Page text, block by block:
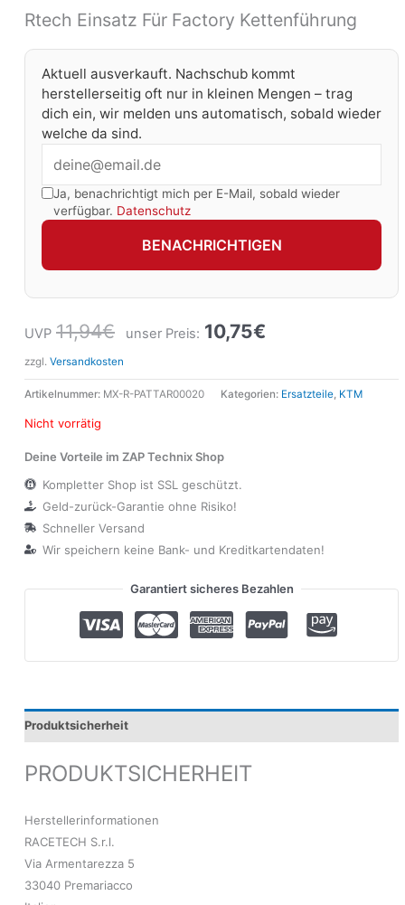
Rtech Einsatz Für Factory Kettenführung
Aktuell ausverkauft. Nachschub kommt
herstellerseitig oft nur in kleinen Mengen – trag
dich ein, wir melden uns automatisch, sobald wieder
welche da sind.
Ja, benachrichtigt mich per E-Mail, sobald wieder
verfügbar. Datenschutz
BENACHRICHTIGEN
UVP 11,94€ unser Preis: 10,75€
zzgl. Versandkosten
Artikelnummer: MX-R-PATTAR00020 Kategorien: Ersatzteile, KTM
Nicht vorrätig
Deine Vorteile im ZAP Technix Shop
Kompletter Shop ist SSL geschützt.
Geld-zurück-Garantie ohne Risiko!
Schneller Versand
Wir speichern keine Bank- und Kreditkartendaten!
Garantiert sicheres Bezahlen
Produktsicherheit
PRODUKTSICHERHEIT
Herstellerinformationen
RACETECH S.r.l.
Via Armentarezza 5
33040 Premariacco